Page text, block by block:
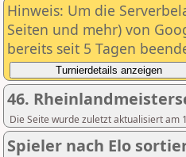
Hinweis: Um die
Seiten und mehr) von
bereits seit 5 Tagen
46.
Die Seite wurde zuletzt aktualisiert am
Spieler nach Elo